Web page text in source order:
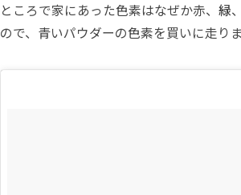
ところで家にあった色素はなぜか赤、 緑
ので、青いパウダーの色素を買いに走り